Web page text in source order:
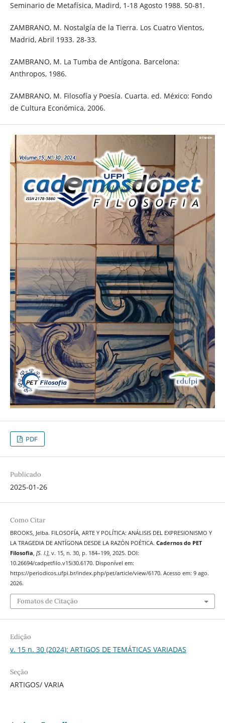
Seminario de Metafísica, Madird, 1-18 Agosto 1988. 50-81.
ZAMBRANO, M. Nostalgía de la Tierra. Los Cuatro Vientos,
Madrid, Abril 1933. 28-33.
ZAMBRANO, M. La Tumba de Antígona. Barcelona:
Anthropos, 1986.
ZAMBRANO, M. Filosofía y Poesía. Cuarta. ed. México: Fondo
de Cultura Económica, 2006.
PDF
Publicado
2025-01-26
Como Citar
BROOKS, Jelba. FILOSOFÍA, ARTE Y POLÍTICA: ANÁLISIS DEL EXPRESIONISMO Y
LA TRAGEDIA DE ANTÍGONA DESDE LA RAZÓN POÉTICA. Cadernos do PET
Filosofia, [S. l.], v. 15, n. 30, p. 184–199, 2025. DOI:
10.26694/cadpetfilo.v15i30.6170. Disponível em:
https://periodicos.ufpi.br/index.php/pet/article/view/6170. Acesso em: 9 ago.
2026.
Fomatos de Citação
Edição
v. 15 n. 30 (2024): ARTIGOS DE TEMÁTICAS VARIADAS
Seção
ARTIGOS/ VARIA